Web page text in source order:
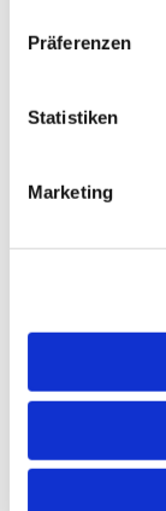
Präferenzen
Statistiken
Marketing